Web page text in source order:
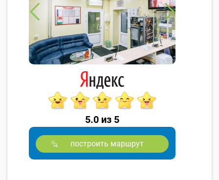
5.0 из 5
построить маршрут